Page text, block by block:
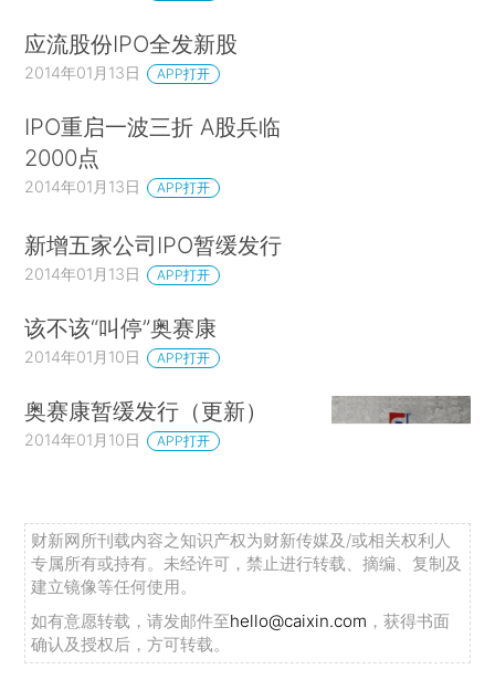
应流股份IPO全发新股
2014年01月13日 APP打开
IPO重启一波三折 A股兵临
2000点
2014年01月13日 APP打开
新增五家公司IPO暂缓发行
2014年01月13日 APP打开
该不该“叫停”奥赛康
2014年01月10日 APP打开
奥赛康暂缓发行（更新）
2014年01月10日 APP打开
财新网所刊载内容之知识产权为财新传媒及/或相关权利人
专属所有或持有。未经许可，禁止进行转载、摘编、复制及
建立镜像等任何使用。
如有意愿转载，请发邮件至hello@caixin.com ，获得书面
确认及授权后，方可转载。